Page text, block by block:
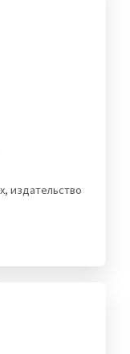
издательство